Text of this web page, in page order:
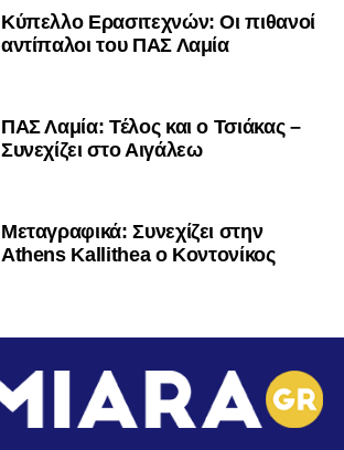
Κύπελλο Ερασιτεχνών: Οι πιθανοί
αντίπαλοι του ΠΑΣ Λαμία
ΠΑΣ Λαμία: Τέλος και ο Τσιάκας –
Συνεχίζει στο Αιγάλεω
Mεταγραφικά: Συνεχίζει στην
Athens Kallithea ο Κοντονίκος